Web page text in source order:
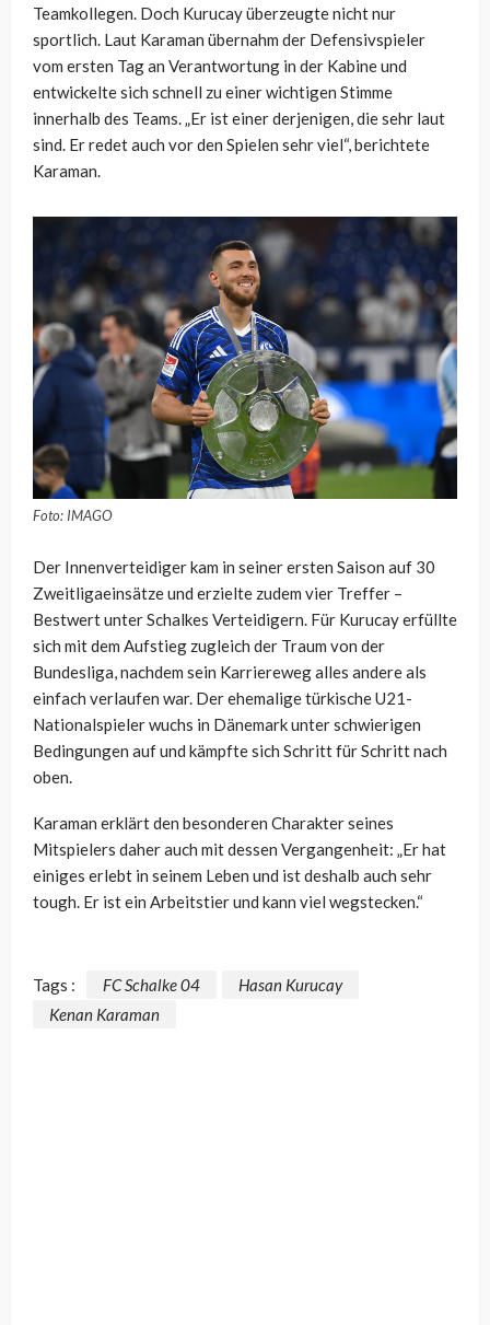
Teamkollegen. Doch Kurucay überzeugte nicht nur
sportlich. Laut Karaman übernahm der Defensivspieler
vom ersten Tag an Verantwortung in der Kabine und
entwickelte sich schnell zu einer wichtigen Stimme
innerhalb des Teams. „Er ist einer derjenigen, die sehr laut
sind. Er redet auch vor den Spielen sehr viel“, berichtete
Karaman.
Foto: IMAGO
Der Innenverteidiger kam in seiner ersten Saison auf 30
Zweitligaeinsätze und erzielte zudem vier Treffer –
Bestwert unter Schalkes Verteidigern. Für Kurucay erfüllte
sich mit dem Aufstieg zugleich der Traum von der
Bundesliga, nachdem sein Karriereweg alles andere als
einfach verlaufen war. Der ehemalige türkische U21-
Nationalspieler wuchs in Dänemark unter schwierigen
Bedingungen auf und kämpfte sich Schritt für Schritt nach
oben.
Karaman erklärt den besonderen Charakter seines
Mitspielers daher auch mit dessen Vergangenheit: „Er hat
einiges erlebt in seinem Leben und ist deshalb auch sehr
tough. Er ist ein Arbeitstier und kann viel wegstecken.“
Tags : FC Schalke 04
Hasan Kurucay
Kenan Karaman